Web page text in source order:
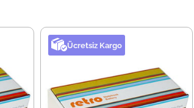
Ücretsiz Kargo